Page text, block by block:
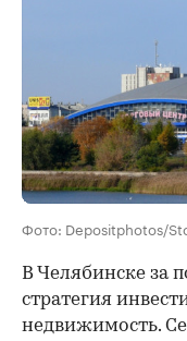
Фото: Depositphotos/
В Челябинске за
стратегия
недвижимость.